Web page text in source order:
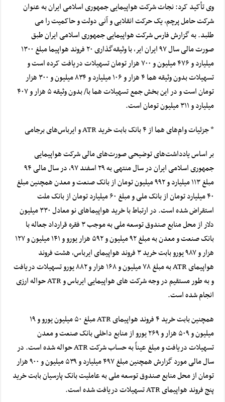
وی تأکید کرد: نجات شرکت هواپیمایی جمهوری اسلامی ایران به عنوان
شرکت حامل پرچم، یک حرکت انقلابی و آنی دولت و حاکمیت را می
طلبد.به گزارش فارس شرکت هواپیمایی جمهوری اسلامی ایران طبق
صورت مالی سال ۹۷ ایران ایر، با وثیقه‌گذاری ۲۰ فروند هواپیما مبلغ ۱۳۰۰
میلیارد و ۴۷۶ میلیون و ۷۰۰ هزار تومان تسهیلات دریافت کرده است و
تسهیلات بدون وثیقه هما ۴ هزار و ۱۰۶ میلیارد و ۸۳۴ میلیون و ۳۰۰ هزار
تومان است و در این بخش جمع تسهیلات هما با/ بدون وثیقه ۵ هزار و ۴۰۷
میلیارد و ۳۱۱ میلیون تومان است.
* جزئیات وام‌های هما از ۴ بانک بابت خرید ATR و ‌ایرباس‌های
برجامی
‌بر اساس یادداشت‌های توضیحی صورت‌های مالی شرکت هواپیمایی
جمهوری اسلامی ایران در سال منتهی به ۲۹ اسفند ۹۷، در سال مالی ۹۴
مبلغ ۱۱۳ میلیارد و ۹۹۲ میلیون تومان از بانک صنعت و معدن همچنین مبلغ
۴۰ میلیارد تومان از بانک ملی و مبلغ ۶۰ میلیارد تومان از بانک ملت
استقراض شده است.
در ارتباط با خرید هواپیماهای نو معادل ۳۳۰ میلیون
دلار از محل منابع صندوق توسعه ملی به موجب ۳ فقره قرارداد جعاله با
بانک صنعت و معدن به مبلغ ۹۲ میلیون و ۵۹۲ هزار یورو و ۱۴۱ میلیون و ۱۲۷
هزار و ۹۸۷ یورو بابت خرید ۳ فروند هواپیمای ایرباس، هشت فروند
هواپیمای ATR به مبلغ ۷۸ میلیون و ۱۶۸ هزار و ۸۸۲ یورو تسهیلات دریافت
و به طور مستقیم در وجه شرکت های هواپیمایی ایرباس و ATR حواله ارزی
انجام شده است.
‌همچنین بابت خرید ۴ فروند هواپیمای ATR مبلغ ۵۰ میلیون یورو و ۱۹
میلیون و ۵۰۹ هزار و ۲۶۹ یورو از منابع داخلی بانک صنعت و معدن
تسهیلات دریافت و مبلغ عیناً به حساب شرکت ATR حواله شده است.
در
سال مالی مورد گزارش همچنین مبلغ ۴۹۷ میلیارد و ۵۳۹ میلیون و ۹۰۰ هزار
تومان از محل منابع صندوق توسعه ملی به عاملیت بانک پارسیان بابت خرید
پنج فروند هواپیمای ATR تسهیلات دریافت شده است.